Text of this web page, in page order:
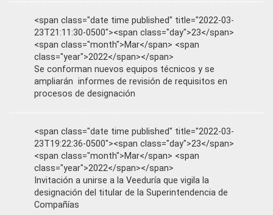
<span class="date time published" title="2022-03-
23T21:11:30-0500"><span class="day">23</span>
<span class="month">Mar</span> <span
class="year">2022</span></span>
Se conforman nuevos equipos técnicos y se
ampliarán informes de revisión de requisitos en
procesos de designación
<span class="date time published" title="2022-03-
23T19:22:36-0500"><span class="day">23</span>
<span class="month">Mar</span> <span
class="year">2022</span></span>
Invitación a unirse a la Veeduría que vigila la
designación del titular de la Superintendencia de
Compañías